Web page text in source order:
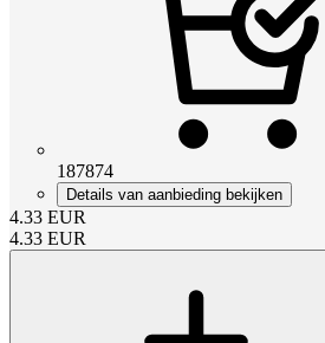
187874
Details van aanbieding bekijken
4.33 EUR
4.33 EUR